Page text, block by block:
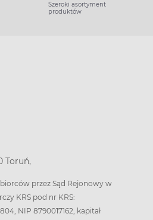
Szeroki asortyment
produktów
Toruń,
przez Sąd Rejonowy w
KRS pod nr KRS:
NIP 8790017162, kapitał